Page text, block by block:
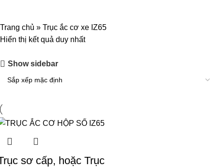
Trang chủ » Trục ắc cơ xe IZ65
Hiển thị kết quả duy nhất
Show sidebar
sơ cấp, hoặc Trục